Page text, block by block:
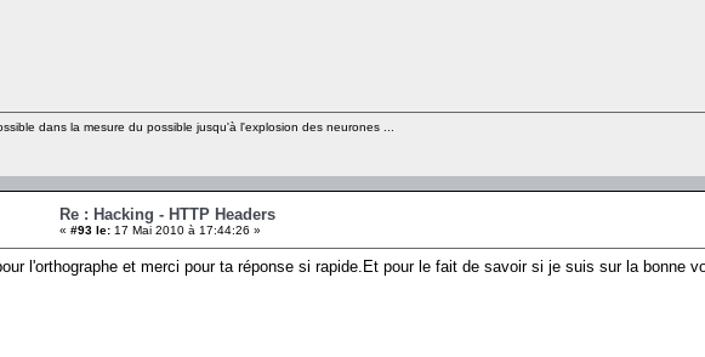
dans la mesure du possible jusqu'à l'explosion des neurones ...
Re : Hacking - HTTP Headers
« #93 le: 17 Mai 2010 à 17:44:26 »
l'orthographe et merci pour ta réponse si rapide.Et pour le fait de savoir si je suis sur la bonne